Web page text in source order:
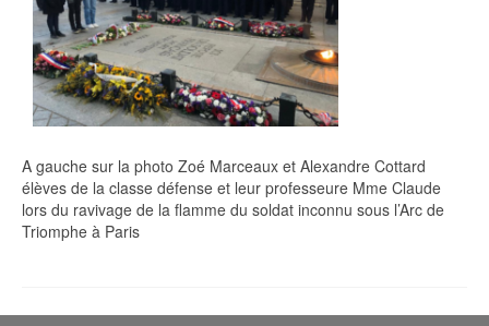
A gauche sur la photo Zoé Marceaux et Alexandre Cottard
élèves de la classe défense et leur professeure Mme Claude
lors du ravivage de la flamme du soldat inconnu sous l’Arc de
Triomphe à Paris